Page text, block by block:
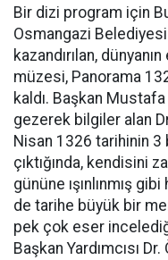
Bir dizi program için
Osmangazi
kazandırılan,
müzesi, Panorama
kaldı. Başkan
gezerek bilgiler alan
Nisan 1326 tarihinin
çıktığında, kendisini
gününe ışınlınmış
de tarihe büyük bir
pek çok eser
Başkan Yardımcısı